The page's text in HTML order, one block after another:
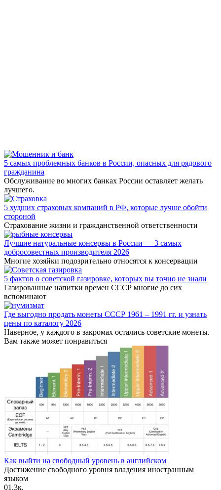
5 самых проблемных банков в России, опасных для рядового
гражданина
Обслуживание во многих банках России оставляет желать
лучшего.
5 худших страховых компаний в РФ, которые лучше обойти
стороной
Страхование жизни и гражданственной ответственности
Лучшие натуральные консервы в России — 3 самых
добросовестных производителя 2026
Многие хозяйки подозрительно относятся к консервации
5 фактов о советской газировке, которых вы точно не знали
Газированные напитки времен СССР многие до сих
вспоминают
Где выгодно продать монеты СССР 1961 – 1991 гг. и узнать
цены по каталогу 2026
Наверное, у каждого в закромах остались советские монеты.
Вам также может понравиться
Как выйти на свободный уровень в английском
Достижение свободного уровня владения иностранным
языком
01.3к.